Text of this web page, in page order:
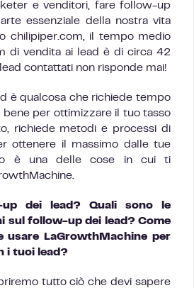
e venditori, fare follow-up
essenziale della nostra vita
chilipiper.com, il tempo medio
di vendita ai lead è di circa 42
contattati non risponde mai!
è qualcosa che richiede tempo
bene per ottimizzare il tuo tasso
richiede metodi e processi di
ottenere il massimo dalle tue
è una delle cose in cui ti
up dei lead? Quali sono le
sul follow-up dei lead? Come
usare LaGrowthMachine per
i tuoi lead?
tutto ciò che devi sapere